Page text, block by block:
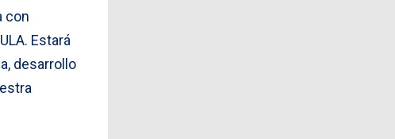
con
Estará
desarrollo